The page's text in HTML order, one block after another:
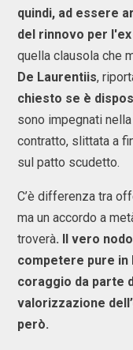
quindi, ad essere
del rinnovo per l'ex
quella clausola che
De Laurentiis,
chiesto se è
sono impegnati
contratto, slittata a
sul patto scudetto.
C’è differenza tra
ma un accordo a
troverà. Il vero
competere pure in
coraggio da parte
valorizzazione
però.